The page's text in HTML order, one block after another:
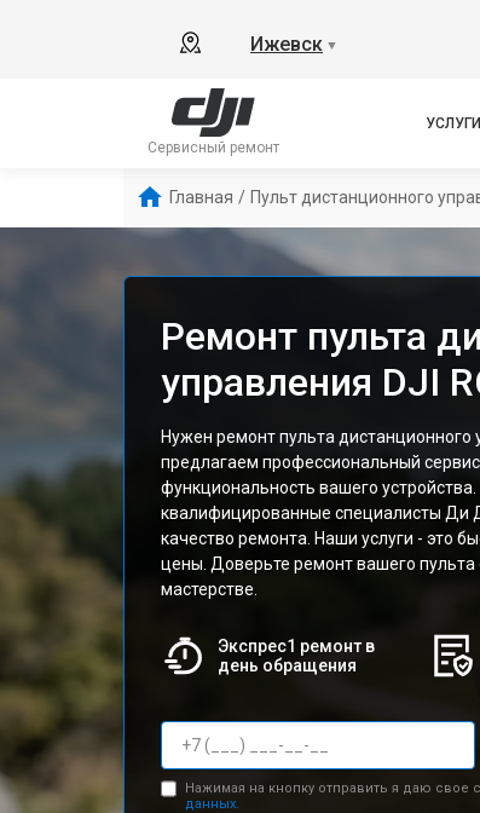
Ижевск ▼
Сервисный ремонт
УСЛУГИ
Главная / Пульт дистанционного
Ремонт пульта
управления DJI
Нужен ремонт пульта
предлагаем профессиональный
функциональность вашего
квалифицированные специалисты Ди
качество ремонта. Наши услуги - это
цены. Доверьте ремонт вашего
мастерстве.
Экспрес1 ремонт в
день обращения
Нажимая на кнопку отправить я даю свое
данных.